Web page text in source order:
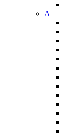
A